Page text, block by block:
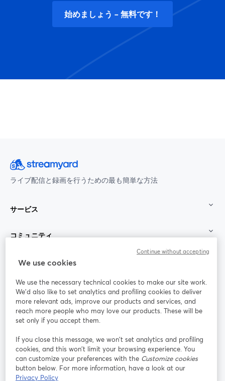
始めましょう - 無料です！
ライブ配信と録画を行うための最も簡単な方法
サービス
コミュニティ
StreamYard：
参加する
ライ
ンセ
ミナ
ー
Facebook
新しいタブで開く(Twitter)
YouTube
Instagram
新しいタブで開く
LinkedIn
新しいタブで開く
We use cookies
We use the necessary technical cookies to make our site work.
We'd also like to set analytics and profiling cookies to deliver
more relevant ads, improve our products and services, and
reach more people who may love our products. These will be
set only if you accept them.
If you close this message, we won’t set analytics and profiling
cookies, and this won’t limit your browsing experience. You
can customize your preferences with the Customize cookies
button below. For more information, have a look at our
Privacy Policy
Continue without accepting